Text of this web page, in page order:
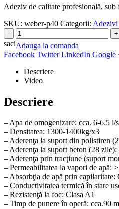
Adeziv de calitate profesională,
SKU: weber-p40 Categorii: Adezivi
saciAdauga la comanda
Facebook Twitter LinkedIn Google
Descriere
Video
Descriere
– Apa de omogenizare: cca. 6-6.5 l/
– Densitatea: 1300-1400kg/x3
– Aderenţa la suport din polistiren
– Aderenţa la suport beton (28
– Aderenţa prin tracţiune (suport
– Permeabilitatea la vapori de apă:
– Absorbţia de apă prin capilaritate:
– Conductivitatea termică în stare
– Rezistenţă la foc: Clasa A1
– Timp de punere în operă: cca.90